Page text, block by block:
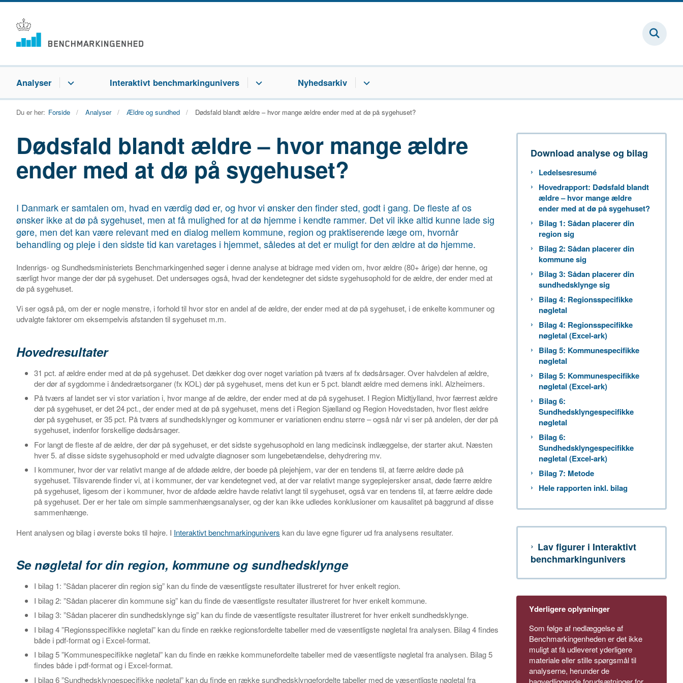
Analyser Interaktivt benchmarkingunivers Nyhedsarkiv
Du er her: Forside Analyser Ældre og sundhed Dødsfald blandt ældre – hvor mange ældre ender med at dø på sygehuset?
Dødsfald blandt ældre – hvor mange ældre
ender med at dø på sygehuset?
I Danmark er samtalen om, hvad en værdig død er, og hvor vi ønsker den finder sted, godt i gang. De fleste af os
ønsker ikke at dø på sygehuset, men at få mulighed for at dø hjemme i kendte rammer. Det vil ikke altid kunne lade sig
gøre, men det kan være relevant med en dialog mellem kommune, region og praktiserende læge om, hvornår
behandling og pleje i den sidste tid kan varetages i hjemmet, således at det er muligt for den ældre at dø hjemme.
Indenrigs- og Sundhedsministeriets Benchmarkingenhed søger i denne analyse at bidrage med viden om, hvor ældre (80+ årige) dør henne, og
særligt hvor mange der dør på sygehuset. Det undersøges også, hvad der kendetegner det sidste sygehusophold for de ældre, der ender med at
dø på sygehuset.
Vi ser også på, om der er nogle mønstre, i forhold til hvor stor en andel af de ældre, der ender med at dø på sygehuset, i de enkelte kommuner og
udvalgte faktorer om eksempelvis afstanden til sygehuset m.m.
Hovedresultater
31 pct. af ældre ender med at dø på sygehuset. Det dækker dog over noget variation på tværs af fx dødsårsager. Over halvdelen af ældre,
der dør af sygdomme i åndedrætsorganer (fx KOL) dør på sygehuset, mens det kun er 5 pct. blandt ældre med demens inkl. Alzheimers.
På tværs af landet ser vi stor variation i, hvor mange af de ældre, der ender med at dø på sygehuset. I Region Midtjylland, hvor færrest ældre
dør på sygehuset, er det 24 pct., der ender med at dø på sygehuset, mens det i Region Sjælland og Region Hovedstaden, hvor flest ældre
dør på sygehuset, er 35 pct. På tværs af sundhedsklynger og kommuner er variationen endnu større – også når vi ser på andelen, der dør på
sygehuset, indenfor forskellige dødsårsager.
For langt de fleste af de ældre, der dør på sygehuset, er det sidste sygehusophold en lang medicinsk indlæggelse, der starter akut. Næsten
hver 5. af disse sidste sygehusophold er med udvalgte diagnoser som lungebetændelse, dehydrering mv.
I kommuner, hvor der var relativt mange af de afdøde ældre, der boede på plejehjem, var der en tendens til, at færre ældre døde på
sygehuset. Tilsvarende finder vi, at i kommuner, der var kendetegnet ved, at der var relativt mange sygeplejersker ansat, døde færre ældre
på sygehuset, ligesom der i kommuner, hvor de afdøde ældre havde relativt langt til sygehuset, også var en tendens til, at færre ældre døde
på sygehuset. Der er her tale om simple sammenhængsanalyser, og der kan ikke udledes konklusioner om kausalitet på baggrund af disse
sammenhænge.
Hent analysen og bilag i øverste boks til højre. I Interaktivt benchmarkingunivers kan du lave egne figurer ud fra analysens resultater.
Se nøgletal for din region, kommune og sundhedsklynge
I bilag 1: ”Sådan placerer din region sig” kan du finde de væsentligste resultater illustreret for hver enkelt region.
I bilag 2: ”Sådan placerer din kommune sig” kan du finde de væsentligste resultater illustreret for hver enkelt kommune.
I bilag 3: ”Sådan placerer din sundhedsklynge sig” kan du finde de væsentligste resultater illustreret for hver enkelt sundhedsklynge.
I bilag 4 ”Regionsspecifikke nøgletal” kan du finde en række regionsfordelte tabeller med de væsentligste nøgletal fra analysen. Bilag 4 findes
både i pdf-format og i Excel-format.
I bilag 5 ”Kommunespecifikke nøgletal” kan du finde en række kommunefordelte tabeller med de væsentligste nøgletal fra analysen. Bilag 5
findes både i pdf-format og i Excel-format.
I bilag 6 ”Sundhedsklyngespecifikke nøgletal” kan du finde en række sundhedsklyngefordelte tabeller med de væsentligste nøgletal fra
Download analyse og bilag
Ledelsesresumé
Hovedrapport: Dødsfald blandt
ældre – hvor mange ældre
ender med at dø på sygehuset?
Bilag 1: Sådan placerer din
region sig
Bilag 2: Sådan placerer din
kommune sig
Bilag 3: Sådan placerer din
sundhedsklynge sig
Bilag 4: Regionsspecifikke
nøgletal
Bilag 4: Regionsspecifikke
nøgletal (Excel-ark)
Bilag 5: Kommunespecifikke
nøgletal
Bilag 5: Kommunespecifikke
nøgletal (Excel-ark)
Bilag 6:
Sundhedsklyngespecifikke
nøgletal
Bilag 6:
Sundhedsklyngespecifikke
nøgletal (Excel-ark)
Bilag 7: Metode
Hele rapporten inkl. bilag
Lav figurer i Interaktivt
benchmarkingunivers
Yderligere oplysninger
Som følge af nedlæggelse af
Benchmarkingenheden er det ikke
muligt at få udleveret yderligere
materiale eller stille spørgsmål til
analyserne, herunder de